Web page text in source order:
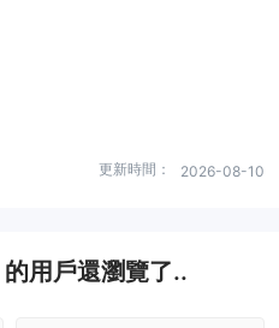
更新時間： 2026-08-10
的用戶還瀏覽了..